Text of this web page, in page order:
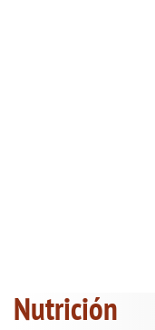
Nutrición